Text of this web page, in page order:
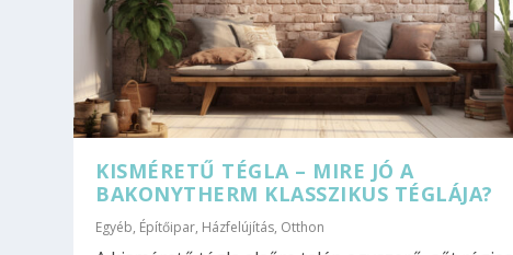
KISMÉRETŰ TÉGLA – MIRE JÓ A
BAKONYTHERM KLASSZIKUS TÉGLÁJA?
Egyéb, Építőipar, Házfelújítás, Otthon